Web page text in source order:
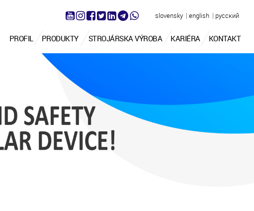
slovensky | english | русский
PROFIL PRODUKTY STROJÁRSKA VÝROBA KARIÉRA KONTAKT